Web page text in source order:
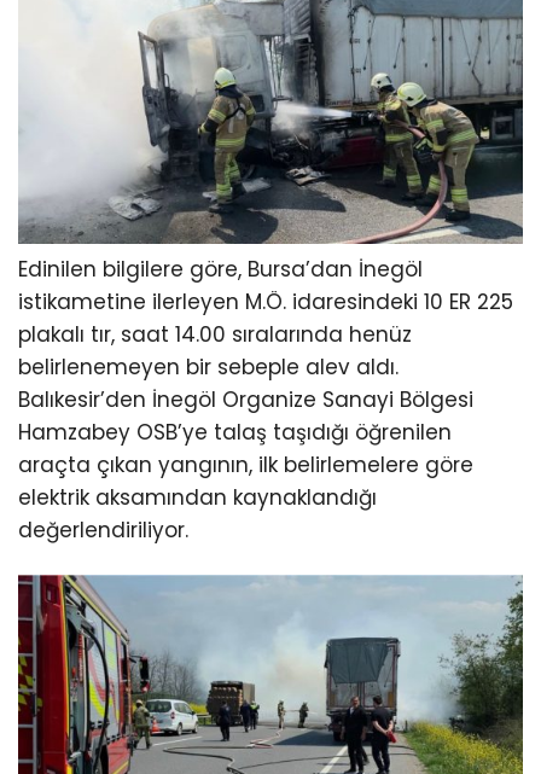
Edinilen bilgilere göre, Bursa’dan İnegöl
istikametine ilerleyen M.Ö. idaresindeki 10 ER 225
plakalı tır, saat 14.00 sıralarında henüz
belirlenemeyen bir sebeple alev aldı.
Balıkesir’den İnegöl Organize Sanayi Bölgesi
Hamzabey OSB’ye talaş taşıdığı öğrenilen
araçta çıkan yangının, ilk belirlemelere göre
elektrik aksamından kaynaklandığı
değerlendiriliyor.